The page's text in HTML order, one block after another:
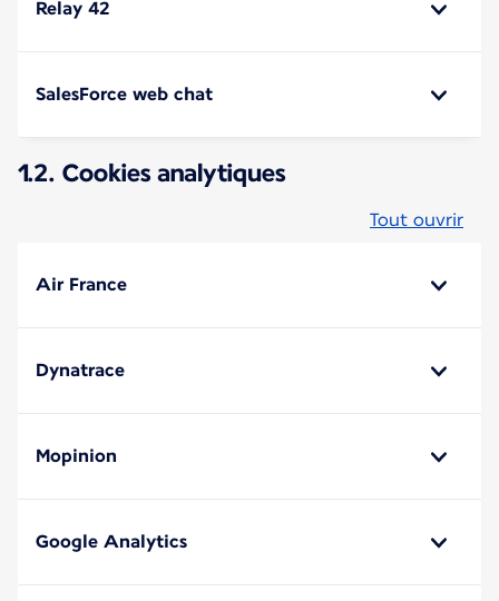
Relay 42
SalesForce web chat
1.2. Cookies analytiques
Tout ouvrir
Air France
Dynatrace
Mopinion
Google Analytics